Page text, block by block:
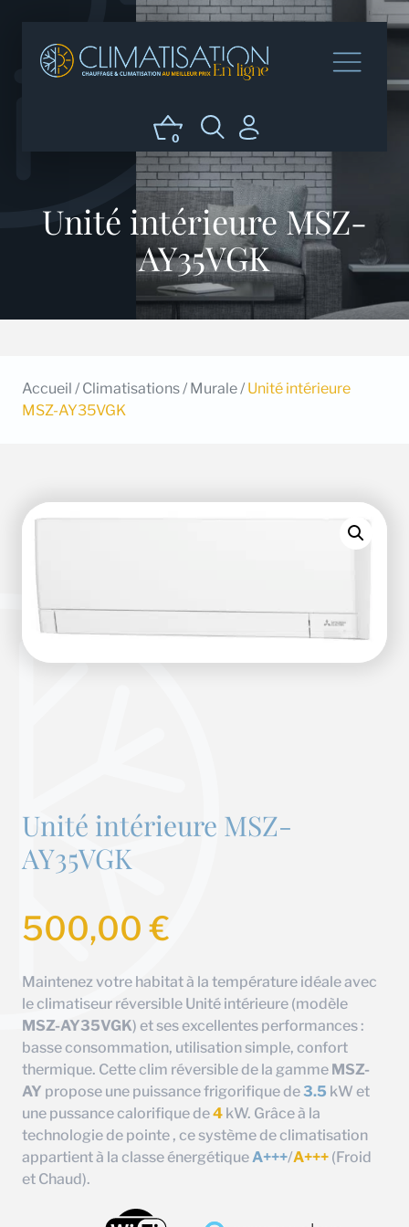
0
Unité intérieure MSZ-
AY35VGK
Accueil / Climatisations/ Murale/ Unité intérieure
MSZ-AY35VGK
Unité intérieure MSZ-
AY35VGK
500,00€
Maintenez votre habitat à la température idéale avec
le climatiseur réversible Unité intérieure (modèle
MSZ-AY35VGK) et ses excellentes performances :
basse consommation, utilisation simple, confort
thermique. Cette clim réversible de la gamme MSZ-
AY propose une puissance frigorifique de 3.5 kW et
une pussance calorifique de4 kW. Grâce à la
technologie de pointe , ce système de climatisation
appartient à la classe énergétiqueA+++/A+++ (Froid
et Chaud).